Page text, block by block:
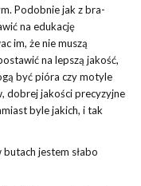
Podobnie jak z bra-
na edukację
im, że nie muszą
na lepszą jakość,
być pióra czy motyle
dobrej jakości precyzyjne
byle jakich, i tak
butach jestem słabo